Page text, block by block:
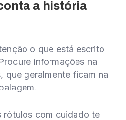
a história
o que está escrito
informações na
que geralmente ficam na
rótulos com cuidado te